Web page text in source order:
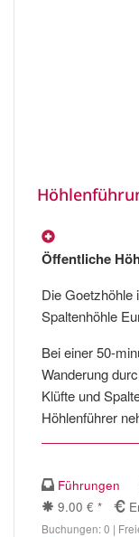
Öffentliche
Die Goetzhöhle
Spaltenhöhle
Bei einer 50-
Wanderung
Klüfte und
Höhlenführer
Führungen
9.00 € *
Buchungen: 0 |